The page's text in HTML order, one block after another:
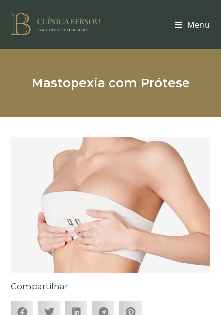
Menu
Mastopexia com Prótese
Compartilhar